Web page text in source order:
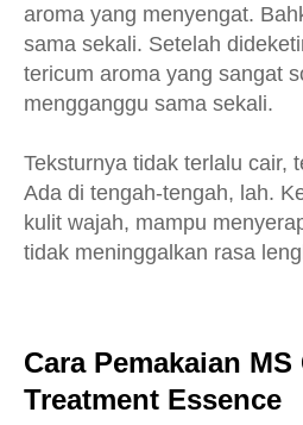
aroma yang menyengat.
sama sekali. Setelah
tericum aroma yang sangat
mengganggu sama sekali.
Teksturnya tidak terlalu cair,
Ada di tengah-tengah, lah.
kulit wajah, mampu
tidak meninggalkan rasa
Cara Pemakaian
Treatment Essence